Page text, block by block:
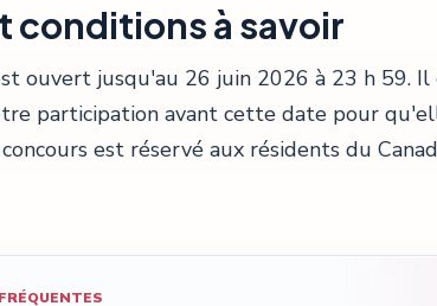
conditions à savoir
ouvert jusqu'au 26 juin 2026 à 23 h 59.
participation avant cette date pour
est réservé aux résidents du